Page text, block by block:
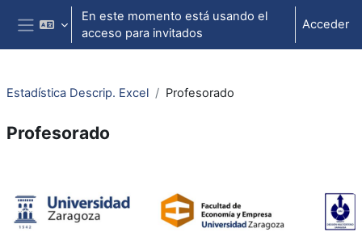
Salta al contenido principal
Panel lateral
En este momento está usando el
acceso para invitados
Acceder
Estadística Descrip. Excel Profesorado
Profesorado